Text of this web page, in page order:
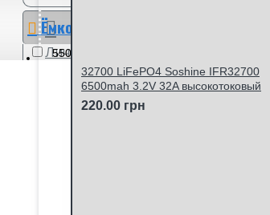
Личный кабинет
32700 LiFePO4 Soshine IFR32700
6500mah 3.2V 32A высокотоковый
220.00 грн
Ёмкость
550mah
2 1050mah 3
Кол-во аккумуляторов